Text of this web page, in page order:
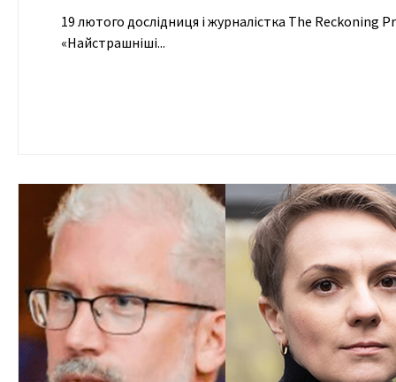
19 лютого дослідниця і журналістка The
«Найстрашніші...